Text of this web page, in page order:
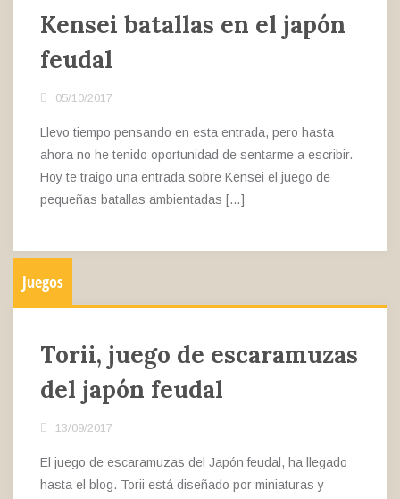
Kensei batallas en el japón
feudal
05/10/2017
Llevo tiempo pensando en esta entrada, pero hasta
ahora no he tenido oportunidad de sentarme a escribir.
Hoy te traigo una entrada sobre Kensei el juego de
pequeñas batallas ambientadas […]
Juegos
Torii, juego de escaramuzas
del japón feudal
13/09/2017
El juego de escaramuzas del Japón feudal, ha llegado
hasta el blog. Torii está diseñado por miniaturas y